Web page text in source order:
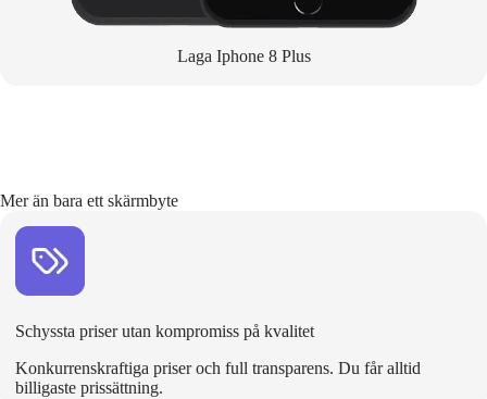
Laga Iphone 8 Plus
Mer än bara ett skärmbyte
Schyssta priser utan kompromiss på kvalitet
Konkurrenskraftiga priser och full transparens. Du får alltid
billigaste prissättning.